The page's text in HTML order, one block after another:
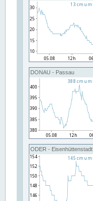
DONAU - Passau
ODER - Eisenhüttenstadt